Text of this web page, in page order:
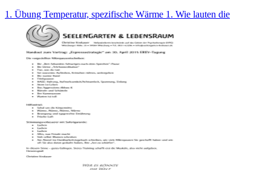
1. Übung Temperatur, spezifische Wärme 1. Wie lauten die